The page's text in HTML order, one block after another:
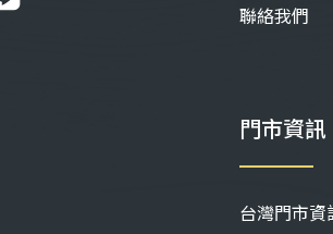
聯絡我們
門市資訊
台灣門市資